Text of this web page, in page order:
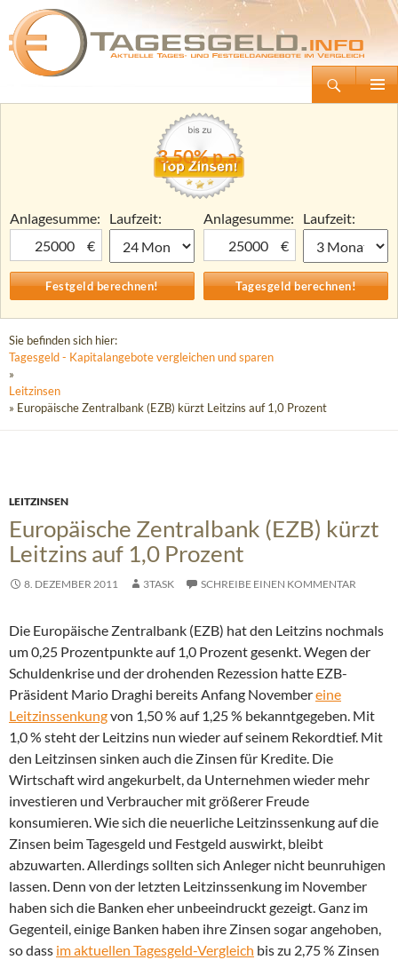
Tagesgeld.info – Tagesgeldkonten vergleichen und Tagesgeld-Zinsen berechnen
Zum
3,50% p.a.
Anlagesumme:
€
Laufzeit:
Anlagesumme:
€
Laufzeit:
Sie befinden sich hier:
Tagesgeld - Kapitalangebote vergleichen und sparen
»
Leitzinsen
» Europäische Zentralbank (EZB) kürzt Leitzins auf 1,0 Prozent
LEITZINSEN
Europäische Zentralbank (EZB) kürzt
Leitzins auf 1,0 Prozent
8. DEZEMBER 2011 3TASK SCHREIBE EINEN KOMMENTAR
Die Europäische Zentralbank (EZB) hat den Leitzins nochmals
um 0,25 Prozentpunkte auf 1,0 Prozent gesenkt. Wegen der
Schuldenkrise und der drohenden Rezession hatte EZB-
Präsident Mario Draghi bereits Anfang Novembereine
Leitzinssenkungvon 1,50 % auf 1,25 % bekanntgegeben. Mit
1,0 % steht der Leitzins nun wieder auf seinem Rekordtief. Mit
den Leitzinsen sinken auch die Zinsen für Kredite. Die
Wirtschaft wird angekurbelt, da Unternehmen wieder mehr
investieren und Verbraucher mit größerer Freude
konsumieren. Wie sich die neuerliche Leitzinssenkung auf die
Zinsen beim Tagesgeld und Festgeld auswirkt, bleibt
abzuwarten. Allerdings sollten sich Anleger nicht beunruhigen
lassen. Denn von der letzten Leitzinssenkung im November
haben sich die Banken eher unbeeindruckt gezeigt. Ganz im
Gegenteil, einige Banken haben ihre Zinsen sogar angehoben,
so dass im aktuellen Tagesgeld-Vergleich bis zu 2,75 % Zinsen